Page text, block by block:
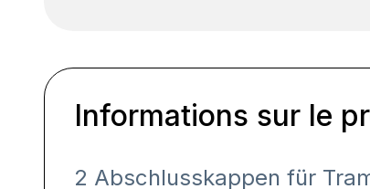
Informations sur le
2 Abschlusskappen für